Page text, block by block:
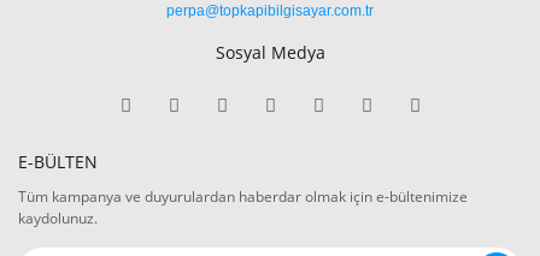
perpa@topkapibilgisayar.com.tr
Sosyal Medya
E-BÜLTEN
Tüm kampanya ve duyurulardan haberdar olmak için e-bültenimize
kaydolunuz.